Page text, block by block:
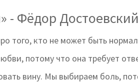
- Фёдор Достоевский
того, кто не может быть
потому что она требует
вину. Мы выбираем боль,